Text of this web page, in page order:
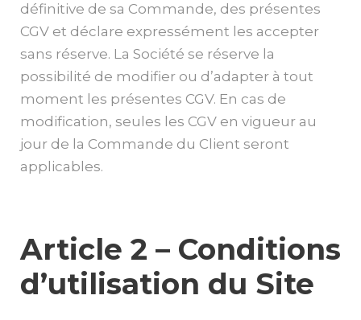
définitive de sa Commande, des présentes
CGV et déclare expressément les accepter
sans réserve. La Société se réserve la
possibilité de modifier ou d’adapter à tout
moment les présentes CGV. En cas de
modification, seules les CGV en vigueur au
jour de la Commande du Client seront
applicables.
Article 2 – Conditions
d’utilisation du Site